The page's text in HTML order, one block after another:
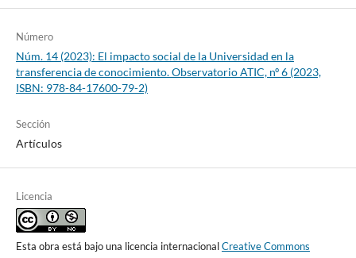
Número
Núm. 14 (2023): El impacto social de la Universidad en la
transferencia de conocimiento. Observatorio ATIC, nº 6 (2023,
ISBN: 978-84-17600-79-2)
Sección
Artículos
Licencia
Esta obra está bajo una licencia internacionalCreative Commons